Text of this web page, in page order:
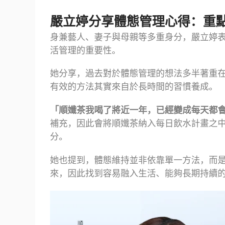
嚴立婷分享體態管理心得：重
身兼藝人、妻子與母親等多重身分，嚴立婷
活管理的重要性。
她分享，過去對於體態管理的想法多半著重
有效的方法其實來自於長時間的習慣養成。
「順孅茶我喝了將近一年，已經變成每天都
補充，因此會將順孅茶納入每日飲水計畫之
分。
她也提到，體態維持並非依靠單一方法，而
來，因此找到容易融入生活、能夠長期持續